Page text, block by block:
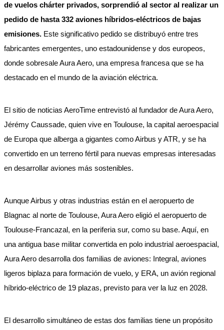
de vuelos chárter privados, sorprendió al sector al realizar un
pedido de hasta 332 aviones híbridos-eléctricos de bajas
emisiones. Este significativo pedido se distribuyó entre tres
fabricantes emergentes, uno estadounidense y dos europeos,
donde sobresale Aura Aero, una empresa francesa que se ha
destacado en el mundo de la aviación eléctrica.
El sitio de noticias AeroTime entrevistó al fundador de Aura Aero,
Jérémy Caussade, quien vive en Toulouse, la capital aeroespacial
de Europa que alberga a gigantes como Airbus y ATR, y se ha
convertido en un terreno fértil para nuevas empresas interesadas
en desarrollar aviones más sostenibles.
Aunque Airbus y otras industrias están en el aeropuerto de
Blagnac al norte de Toulouse, Aura Aero eligió el aeropuerto de
Toulouse-Francazal, en la periferia sur, como su base. Aquí, en
una antigua base militar convertida en polo industrial aeroespacial,
Aura Aero desarrolla dos familias de aviones: Integral, aviones
ligeros biplaza para formación de vuelo, y ERA, un avión regional
híbrido-eléctrico de 19 plazas, previsto para ver la luz en 2028.
El desarrollo simultáneo de estas dos familias tiene un propósito